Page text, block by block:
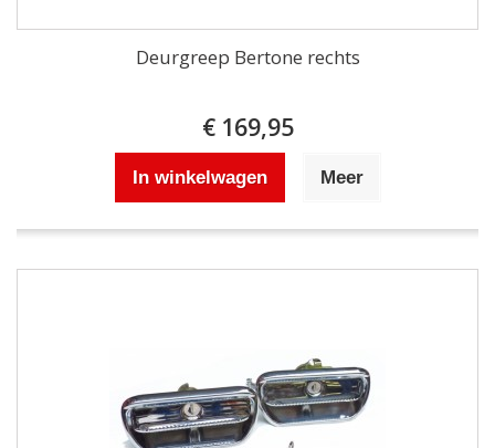
Deurgreep Bertone rechts
€ 169,95
In winkelwagen Meer